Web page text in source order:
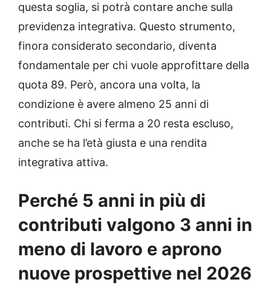
questa soglia, si potrà contare anche sulla
previdenza integrativa. Questo strumento,
finora considerato secondario, diventa
fondamentale per chi vuole approfittare della
quota 89. Però, ancora una volta, la
condizione è avere almeno 25 anni di
contributi. Chi si ferma a 20 resta escluso,
anche se ha l’età giusta e una rendita
integrativa attiva.
Perché 5 anni in più di
contributi valgono 3 anni in
meno di lavoro e aprono
nuove prospettive nel 2026